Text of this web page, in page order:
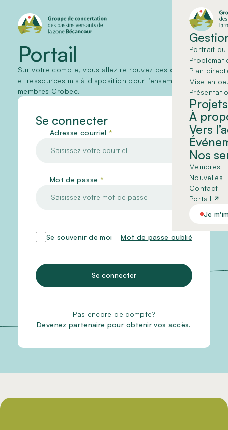
Portrait
Plan
Mise en
Projets
À
Vers
Nos
Membres
Nouvelles
Contact
Portail
Je
Portail
Sur votre compte, vous allez retrouvez des documents
et ressources mis à disposition pour l’ensemble de nos
membres Grobec.
Se connecter
Adresse courriel *
Mot de passe *
Se souvenir de moi Mot de passe oublié
Se connecter
Pas encore de compte?
Devenez partenaire pour obtenir vos accès.